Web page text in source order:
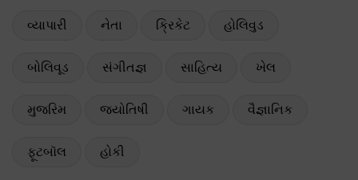
વ્યાપારી નેતા ક્રિકેટ હોલિવુડ
બોલિવૂડ સંગીતજ્ઞ સાહિત્ય ખેલ
મુજરિમ જ્યોતિષી ગાયક વૈજ્ઞાનિક
ફૂટબૉલ હોકી